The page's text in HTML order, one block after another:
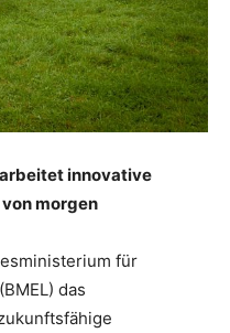
innovative
morgen
für
das